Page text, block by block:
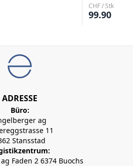
CHF / Stk
99.90
ADRESSE
Büro:
ag
11
Stansstad
Faden 2 6374 Buochs